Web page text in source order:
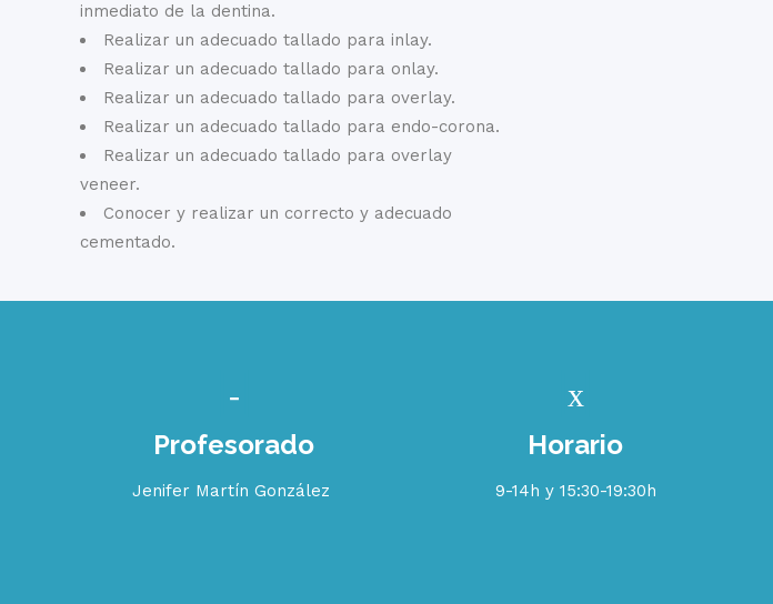
inmediato de la dentina.
Realizar un adecuado tallado para inlay.
Realizar un adecuado tallado para onlay.
Realizar un adecuado tallado para overlay.
Realizar un adecuado tallado para endo-corona.
Realizar un adecuado tallado para overlay
veneer.
Conocer y realizar un correcto y adecuado
cementado.
Profesorado
Jenifer Martín González
Horario
9-14h y 15:30-19:30h